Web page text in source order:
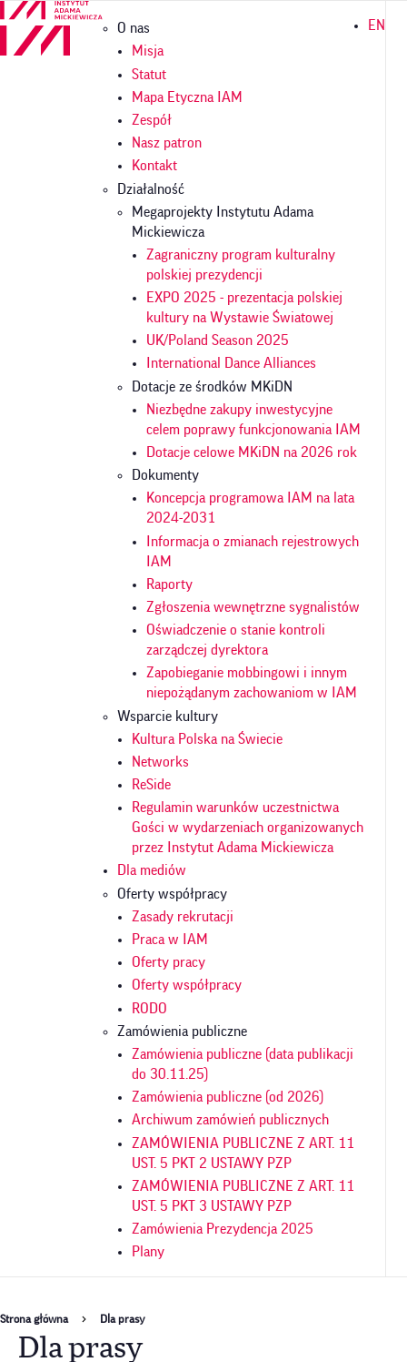
Przejdź
treści
Główna
nawigacja
O nas
Misja
Statut
Mapa Etyczna IAM
Zespół
Nasz patron
Kontakt
Działalność
Megaprojekty Instytutu Adama
Mickiewicza
Zagraniczny program kulturalny
polskiej prezydencji
EXPO 2025 - prezentacja polskiej
kultury na Wystawie Światowej
UK/Poland Season 2025
International Dance Alliances
Dotacje ze środków MKiDN
Niezbędne zakupy inwestycyjne
celem poprawy funkcjonowania IAM
Dotacje celowe MKiDN na 2026 rok
Dokumenty
Koncepcja programowa IAM na lata
2024-2031
Informacja o zmianach rejestrowych
IAM
Raporty
Zgłoszenia wewnętrzne sygnalistów
Oświadczenie o stanie kontroli
zarządczej dyrektora
Zapobieganie mobbingowi i innym
niepożądanym zachowaniom w IAM
Wsparcie kultury
Kultura Polska na Świecie
Networks
ReSide
Regulamin warunków uczestnictwa
Gości w wydarzeniach organizowanych
przez Instytut Adama Mickiewicza
Dla mediów
Oferty współpracy
Zasady rekrutacji
Praca w IAM
Oferty pracy
Oferty współpracy
RODO
Zamówienia publiczne
Zamówienia publiczne (data publikacji
do 30.11.25)
Zamówienia publiczne (od 2026)
Archiwum zamówień publicznych
ZAMÓWIENIA PUBLICZNE Z ART. 11
UST. 5 PKT 2 USTAWY PZP
ZAMÓWIENIA PUBLICZNE Z ART. 11
UST. 5 PKT 3 USTAWY PZP
Zamówienia Prezydencja 2025
Plany
EN
Ścieżka
nawigacyjna
Strona główna Dla prasy
Dla prasy